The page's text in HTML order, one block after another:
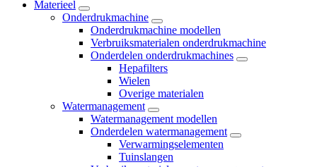
Materieel
Onderdrukmachine
Onderdrukmachine modellen
Verbruiksmaterialen onderdrukmachine
Onderdelen onderdrukmachines
Hepafilters
Wielen
Overige materialen
Watermanagement
Watermanagement modellen
Onderdelen watermanagement
Verwarmingselementen
Tuinslangen